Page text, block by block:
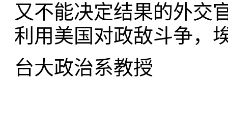
又不能决定结果的外交
利用美国对政敌斗争，
台大政治系教授